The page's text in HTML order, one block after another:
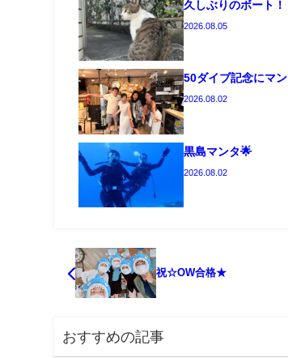
久しぶりのボート！
2026.08.05
50ダイブ記念にマ
2026.08.02
黒島マンタ🌟
2026.08.02
祝☆OW合格★
おすすめの記事